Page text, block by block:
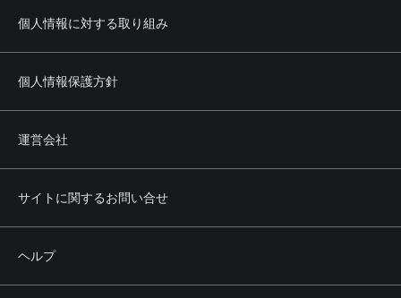
個人情報に対する取り組み
個人情報保護方針
運営会社
サイトに関するお問い合せ
ヘルプ